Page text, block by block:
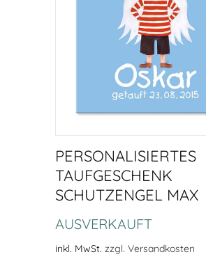
PERSONALISIERTES
TAUFGESCHENK
SCHUTZENGEL MAX
AUSVERKAUFT
inkl. MwSt. zzgl. Versandkosten